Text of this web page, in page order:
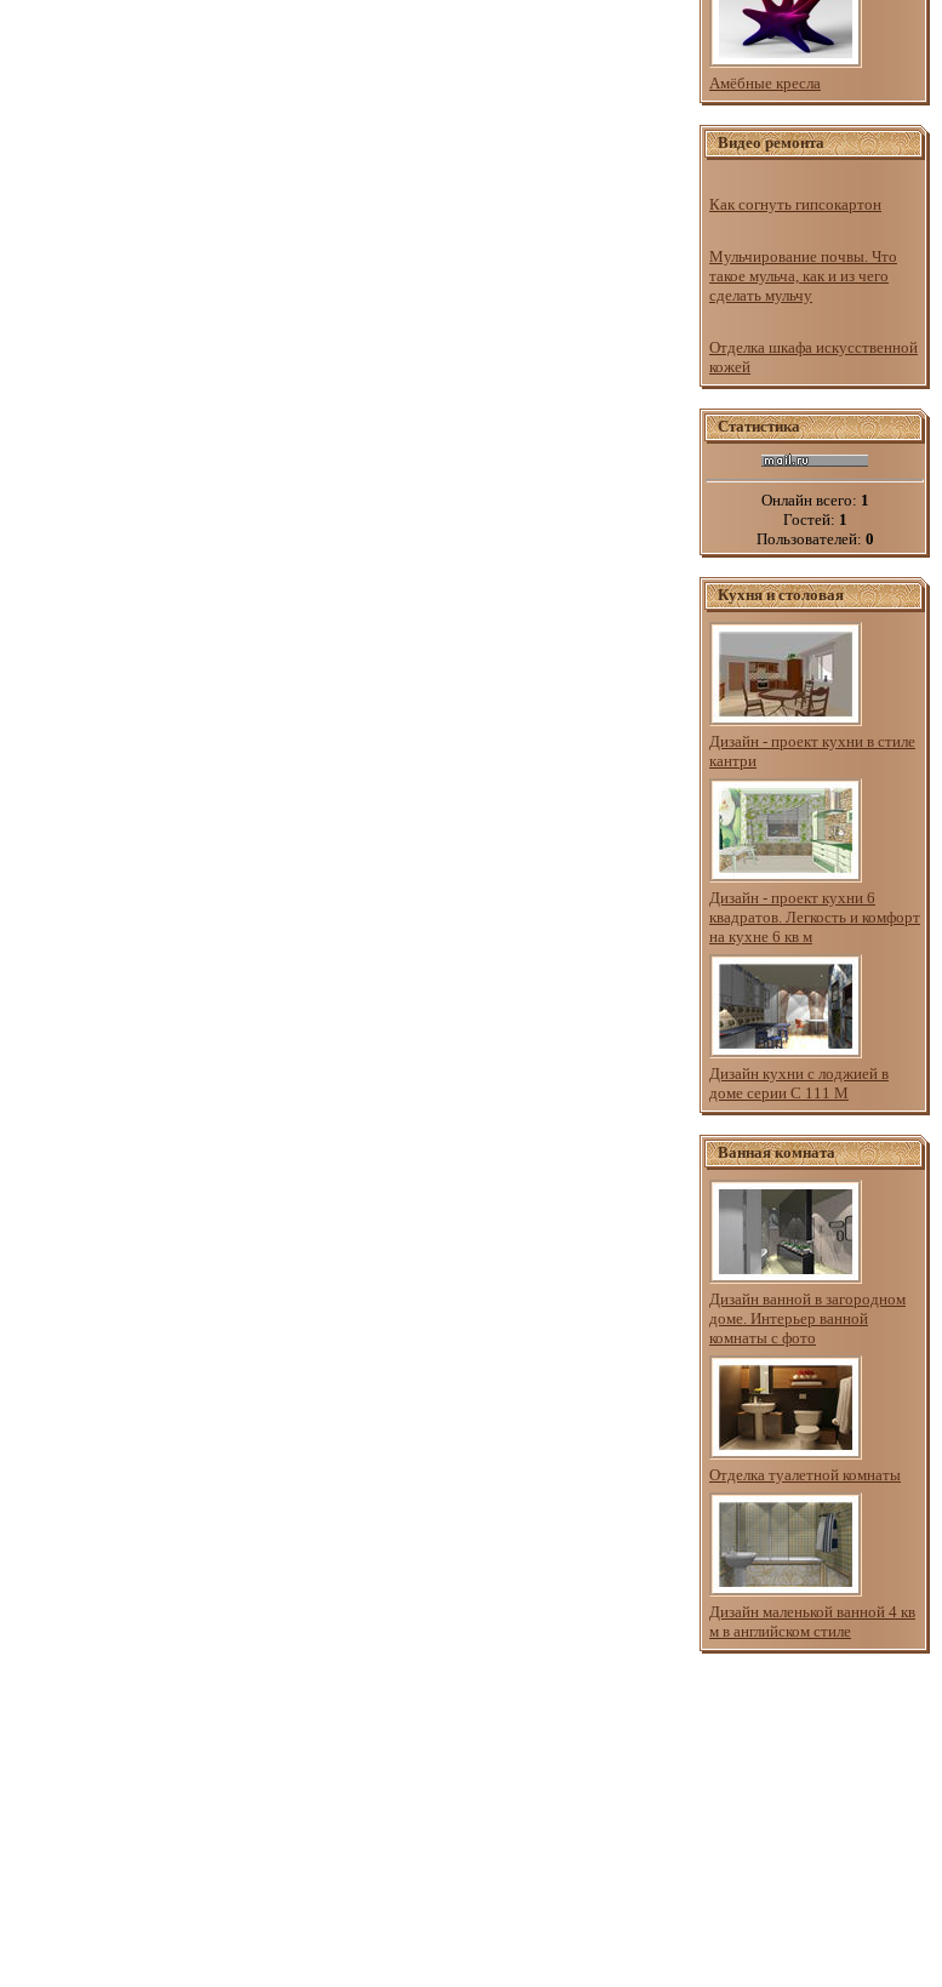
Амёбные кресла
Видео ремонта
Как согнуть гипсокартон
Мульчирование почвы. Что
такое мульча, как и из чего
сделать мульчу
Отделка шкафа искусственной
кожей
Статистика
Онлайн всего: 1
Гостей: 1
Пользователей: 0
Кухня и столовая
Дизайн - проект кухни в стиле
кантри
Дизайн - проект кухни 6
квадратов. Легкость и комфорт
на кухне 6 кв м
Дизайн кухни с лоджией в
доме серии С 111 М
Ванная комната
Дизайн ванной в загородном
доме. Интерьер ванной
комнаты с фото
Отделка туалетной комнаты
Дизайн маленькой ванной 4 кв
м в английском стиле